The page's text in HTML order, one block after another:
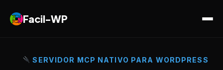
Facil-WP
SERVIDOR MCP NATIVO PARA WORDPRESS